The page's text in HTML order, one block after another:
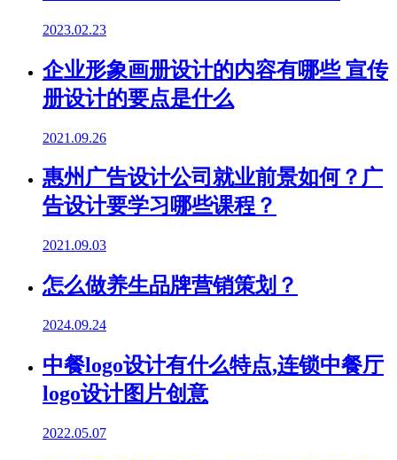
2023.02.23
企业形象画册设计的内容有哪些 宣传
册设计的要点是什么
2021.09.26
惠州广告设计公司就业前景如何？广
告设计要学习哪些课程？
2021.09.03
怎么做养生品牌营销策划？
2024.09.24
中餐logo设计有什么特点,连锁中餐厅
logo设计图片创意
2022.05.07